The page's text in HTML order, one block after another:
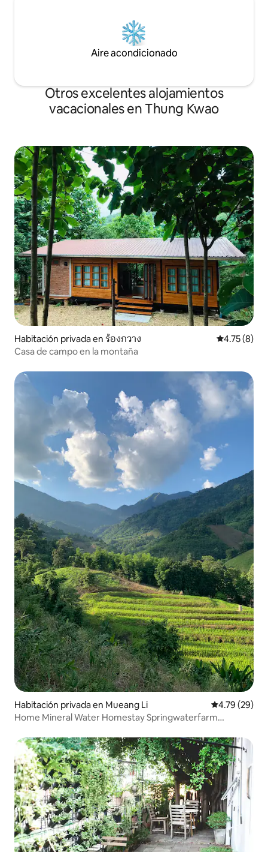
Aire acondicionado
Otros excelentes alojamientos
vacacionales en Thung Kwao
Habitación privada en ร้องกวาง Calificación
4.75 (8)
Casa de campo en la montaña
Habitación privada en Mueang Li Calificación
4.79 (29)
Home Mineral Water Homestay Springwaterfarm